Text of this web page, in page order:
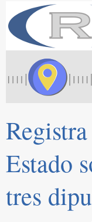
Estado
tres